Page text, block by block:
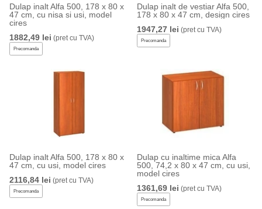
Dulap inalt Alfa 500, 178 x 80 x
47 cm, cu nisa si usi, model
cires
1882,49 lei (pret cu TVA)
Precomanda
Dulap inalt de vestiar Alfa 500,
178 x 80 x 47 cm, design cires
1947,27 lei (pret cu TVA)
Precomanda
Dulap inalt Alfa 500, 178 x 80 x
47 cm, cu usi, model cires
2116,84 lei (pret cu TVA)
Precomanda
Dulap cu inaltime mica Alfa
500, 74,2 x 80 x 47 cm, cu usi,
model cires
1361,69 lei (pret cu TVA)
Precomanda